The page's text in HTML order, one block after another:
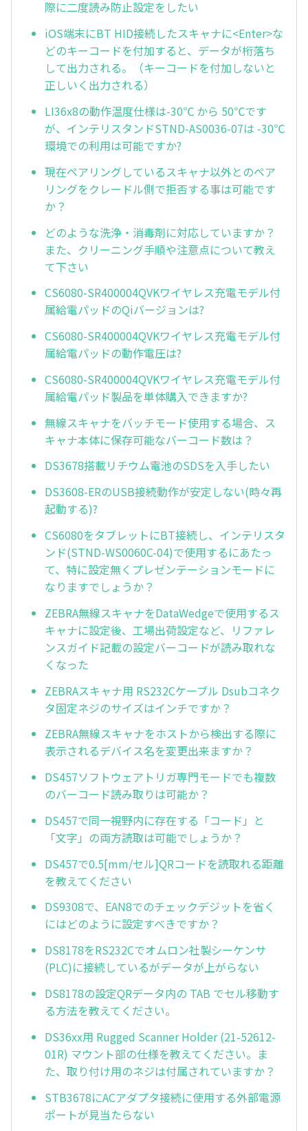
際に二度読み防止設定をしたい
iOS端末にBT HID接続したスキャナに<Enter>な
どのキーコードを付加すると、データが桁落ち
して出力される。（キーコードを付加しないと
正しいく出力される）
LI36x8の動作温度仕様は-30℃ から 50℃です
が、インテリスタンドSTND-AS0036-07は -30℃
環境での利用は可能ですか?
現在ペアリングしているスキャナ以外とのペア
リングをクレードル側で拒否する事は可能です
か？
どのような洗浄・消毒剤に対応していますか？
また、クリーニング手順や注意点について教え
て下さい
CS6080-SR400004QVKワイヤレス充電モデル付
属給電パッドのQiバージョンは?
CS6080-SR400004QVKワイヤレス充電モデル付
属給電パッドの動作電圧は?
CS6080-SR400004QVKワイヤレス充電モデル付
属給電パッド製品を単体購入できますか?
無線スキャナをバッチモード使用する場合、ス
キャナ本体に保存可能なバーコード数は？
DS3678搭載リチウム電池のSDSを入手したい
DS3608-ERのUSB接続動作が安定しない(時々再
起動する)?
CS6080をタブレットにBT接続し、インテリスタ
ンド(STND-WS0060C-04)で使用するにあたっ
て、特に設定無くプレゼンテーションモードに
なりますでしょうか？
ZEBRA無線スキャナをDataWedgeで使用するス
キャナに設定後、工場出荷設定など、リファレ
ンスガイド記載の設定バーコードが読み取れな
くなった
ZEBRAスキャナ用 RS232Cケーブル Dsubコネク
タ固定ネジのサイズはインチですか？
ZEBRA無線スキャナをホストから検出する際に
表示されるデバイス名を変更出来ますか？
DS457ソフトウェアトリガ専門モードでも複数
のバーコード読み取りは可能か？
DS457で同一視野内に存在する「コード」と
「文字」の両方読取は可能でしょうか？
DS457で0.5[mm/セル]QRコードを読取れる距離
を教えてください
DS9308で、EAN8でのチェックデジットを省く
にはどのように設定すべきですか？
DS8178をRS232Cでオムロン社製シーケンサ
(PLC)に接続しているがデータが上がらない
DS8178の設定QRデータ内の TAB でセル移動す
る方法を教えてください。
DS36xx用 Rugged Scanner Holder (21-52612-
01R) マウント部の仕様を教えてください。ま
た、取り付け用のネジは付属されていますか？
STB3678にACアダプタ接続に使用する外部電源
ポートが見当たらない